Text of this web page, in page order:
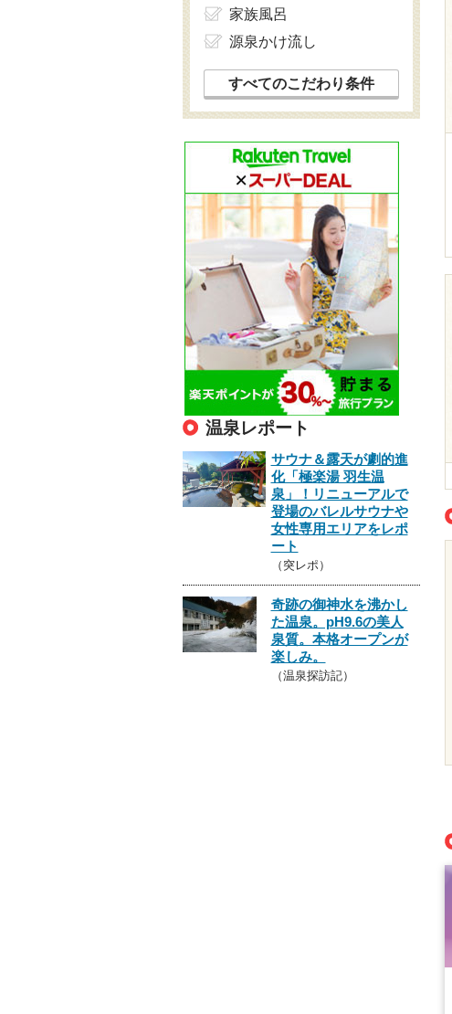
家族風呂
源泉かけ流し
すべてのこだわり条件
温泉レポート
サウナ＆露天が劇的進
化「極楽湯 羽生温
泉」！リニューアルで
登場のバレルサウナや
女性専用エリアをレポ
ート
（突レポ）
奇跡の御神水を沸かし
た温泉。pH9.6の美人
泉質。本格オープンが
楽しみ。
（温泉探訪記）